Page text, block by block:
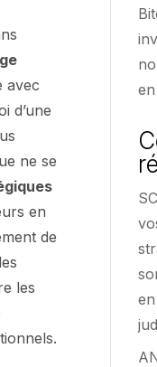
avec
d’une
ne se
en
de
les